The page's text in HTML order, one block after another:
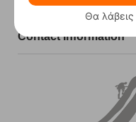
Θα λάβεις
Contact Information